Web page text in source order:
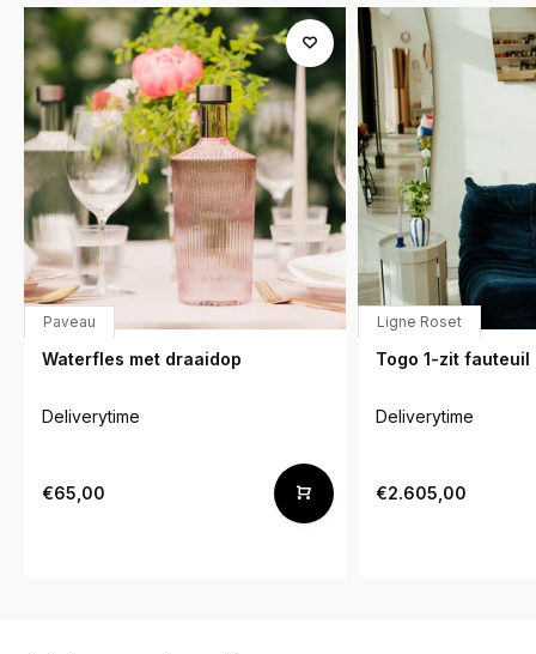
Paveau
Waterfles met draaidop
Deliverytime
€65,00
Ligne Roset
Togo 1-zit fauteuil
Deliverytime
€2.605,00